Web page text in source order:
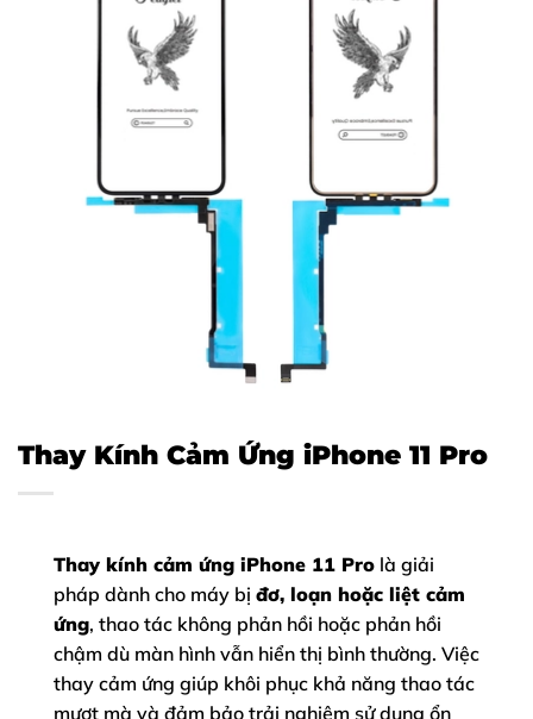
Thay Kính Cảm Ứng iPhone 11 Pro
Thay kính cảm ứng iPhone 11 Pro là giải
pháp dành cho máy bị đơ, loạn hoặc liệt cảm
ứng, thao tác không phản hồi hoặc phản hồi
chậm dù màn hình vẫn hiển thị bình thường. Việc
thay cảm ứng giúp khôi phục khả năng thao tác
mượt mà và đảm bảo trải nghiệm sử dụng ổn